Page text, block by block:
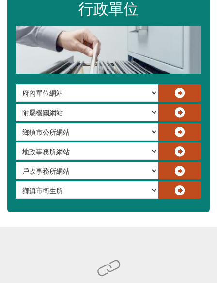
行政單位